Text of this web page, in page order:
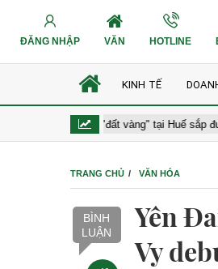
ĐĂNG NHẬP VĂN HOTLINE
KINH TẾ
loạt khu "đất vàng" tại Huế sắp được đưa
TRANG CHỦ VĂN HÓA
BÌNH
LUẬN
Yên
Vy